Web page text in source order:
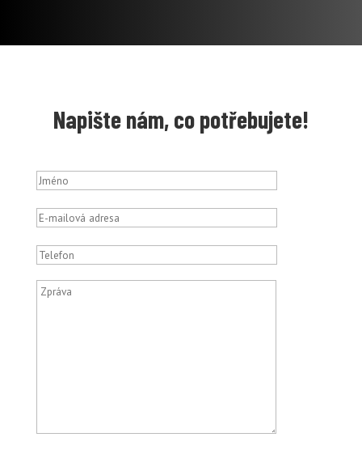
Napište nám, co potřebujete!